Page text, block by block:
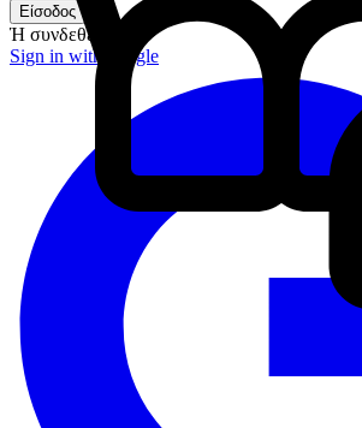
Είσοδος
Ή συνδεθείτε με
Sign in with google